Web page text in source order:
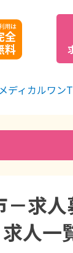
ディカルワン
－求
人一